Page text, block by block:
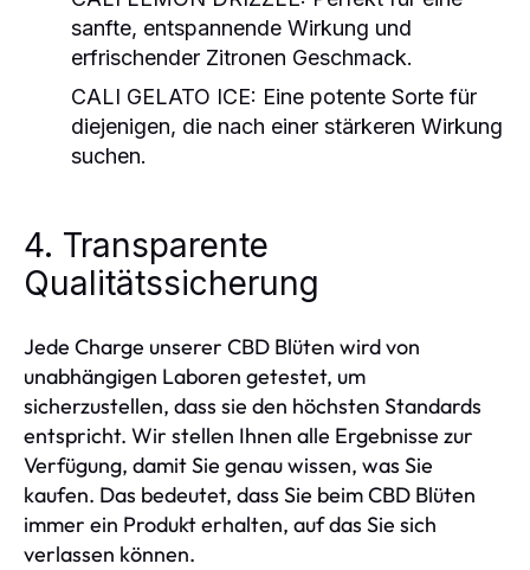
sanfte, entspannende Wirkung und
erfrischender Zitronen Geschmack.
CALI GELATO ICE: Eine potente Sorte für
diejenigen, die nach einer stärkeren Wirkung
suchen.
4. Transparente
Qualitätssicherung
Jede Charge unserer CBD Blüten wird von
unabhängigen Laboren getestet, um
sicherzustellen, dass sie den höchsten Standards
entspricht. Wir stellen Ihnen alle Ergebnisse zur
Verfügung, damit Sie genau wissen, was Sie
kaufen. Das bedeutet, dass Sie beim CBD Blüten
immer ein Produkt erhalten, auf das Sie sich
verlassen können.